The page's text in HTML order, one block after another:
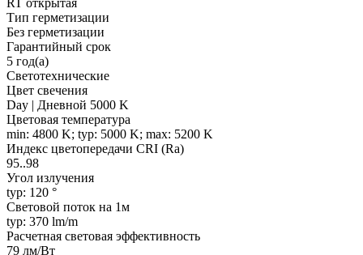
Тип герметизации
Без герметизации
Гарантийный срок
5 год(а)
Светотехнические
Цвет свечения
Day | Дневной 5000 K
Цветовая температура
min: 4800 K; typ: 5000 K; max: 5200 K
Индекс цветопередачи CRI (Ra)
95..98
Угол излучения
typ: 120 °
Световой поток на 1м
typ: 370 lm/m
Расчетная световая эффективность
79 лм/Вт